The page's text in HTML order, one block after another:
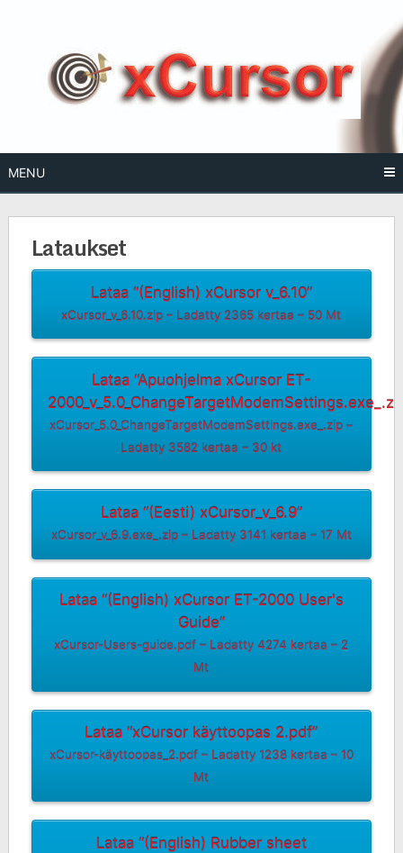
MENU
Lataukset
Lataa “(English) xCursor v_6.10”
xCursor_v_6.10.zip – Ladatty 2365 kertaa – 50 Mt
Lataa “Apuohjelma xCursor ET-
xCursor_5.0_ChangeTargetModemSettings.exe_.zip –
Ladatty 3582 kertaa – 30 kt
Lataa “(Eesti) xCursor_v_6.9”
xCursor_v_6.9.exe_.zip – Ladatty 3141 kertaa – 17 Mt
Lataa “(English) xCursor ET-2000 User's
Guide”
xCursor-Users-guide.pdf – Ladatty 4274 kertaa – 2
Mt
Lataa “xCursor käyttoopas 2.pdf”
xCursor-käyttoopas_2.pdf – Ladatty 1238 kertaa – 10
Mt
Lataa “(English) Rubber sheet